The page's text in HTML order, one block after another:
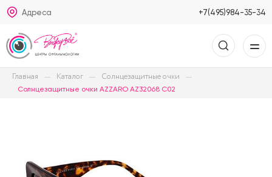
Адреса +7(495)984-35-34
Главная Каталог Солнцезащитные очки
Солнцезащитные очки AZZARO AZ32068 C02